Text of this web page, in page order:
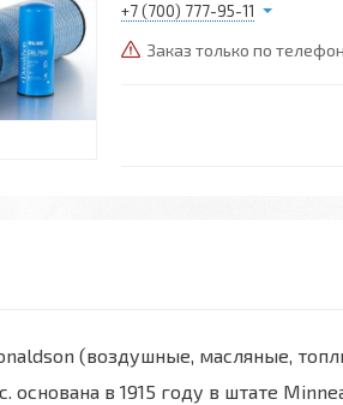
+7 (700) 777-95-11
Заказ только по
(воздушные, масляные,
основана в 1915 году в штате